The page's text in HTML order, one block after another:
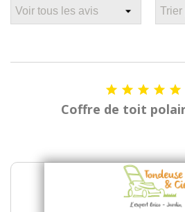
    
Coffre de toit
Qualité du produit 